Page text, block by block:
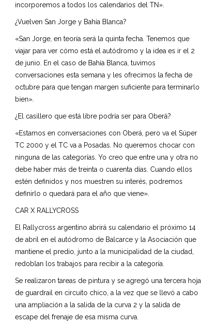
incorporemos a todos los calendarios del TN».
¿Vuelven San Jorge y Bahía Blanca?
«San Jorge, en teoría será la quinta fecha. Tenemos que
viajar para ver cómo está el autódromo y la idea es ir el 2
de junio. En el caso de Bahía Blanca, tuvimos
conversaciones esta semana y les ofrecimos la fecha de
octubre para que tengan margen suficiente para terminarlo
bien».
¿El casillero que está libre podría ser para Oberá?
«Estamos en conversaciones con Oberá, pero va el Súper
TC 2000 y el TC va a Posadas. No queremos chocar con
ninguna de las categorías. Yo creo que entre una y otra no
debe haber más de treinta o cuarenta días. Cuando ellos
estén definidos y nos muestren su interés, podremos
definirlo o quedará para el año que viene».
CAR X RALLYCROSS
El Rallycross argentino abrirá su calendario el próximo 14
de abril en el autódromo de Balcarce y la Asociación que
mantiene el predio, junto a la municipalidad de la ciudad,
redoblan los trabajos para recibir a la categoría.
Se realizaron tareas de pintura y se agregó una tercera hoja
de guardrail en circuito chico, a la vez que se llevó a cabo
una ampliación a la salida de la curva 2 y la salida de
escape del frenaje de esa misma curva.